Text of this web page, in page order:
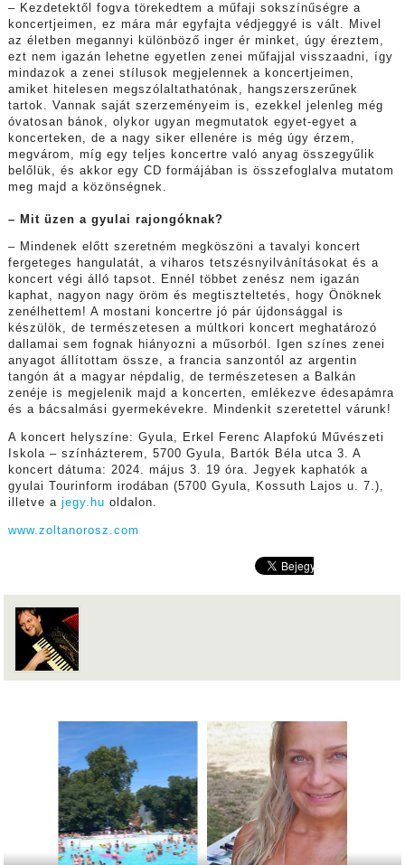
– Kezdetektől fogva törekedtem a műfaji sokszínűségre a
koncertjeimen, ez mára már egyfajta védjeggyé is vált. Mivel
az életben megannyi különböző inger ér minket, úgy éreztem,
ezt nem igazán lehetne egyetlen zenei műfajjal visszaadni, így
mindazok a zenei stílusok megjelennek a koncertjeimen,
amiket hitelesen megszólaltathatónak, hangszerszerűnek
tartok. Vannak saját szerzeményeim is, ezekkel jelenleg még
óvatosan bánok, olykor ugyan megmutatok egyet-egyet a
koncerteken, de a nagy siker ellenére is még úgy érzem,
megvárom, míg egy teljes koncertre való anyag összegyűlik
belőlük, és akkor egy CD formájában is összefoglalva mutatom
meg majd a közönségnek.
– Mit üzen a gyulai rajongóknak?
– Mindenek előtt szeretném megköszöni a tavalyi koncert
fergeteges hangulatát, a viharos tetszésnyilvánításokat és a
koncert végi álló tapsot. Ennél többet zenész nem igazán
kaphat, nagyon nagy öröm és megtiszteltetés, hogy Önöknek
zenélhettem! A mostani koncertre jó pár újdonsággal is
készülök, de természetesen a múltkori koncert meghatározó
dallamai sem fognak hiányozni a műsorból. Igen színes zenei
anyagot állítottam össze, a francia sanzontól az argentin
tangón át a magyar népdalig, de természetesen a Balkán
zenéje is megjelenik majd a koncerten, emlékezve édesapámra
és a bácsalmási gyermekévekre. Mindenkit szeretettel várunk!
A koncert helyszíne: Gyula, Erkel Ferenc Alapfokú Művészeti
Iskola – színházterem, 5700 Gyula, Bartók Béla utca 3. A
koncert dátuma: 2024. május 3. 19 óra. Jegyek kaphatók a
gyulai Tourinform irodában (5700 Gyula, Kossuth Lajos u. 7.),
illetve a jegy.hu oldalon.
www.zoltanorosz.com